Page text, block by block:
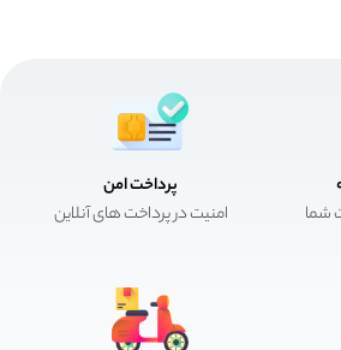
شما
پرداخت امن
امنیت در پرداخت های آنلاین